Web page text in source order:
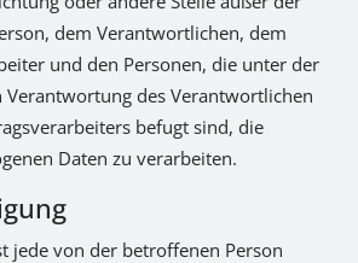
dem Verantwortlichen, dem
und den Personen, die unter der
des Verantwortlichen
befugt sind, die
Daten zu verarbeiten.
jede von der betroffenen Person